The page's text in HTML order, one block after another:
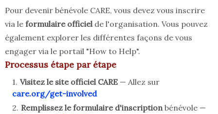
Pour devenir bénévole CARE, vous devez vous inscrire
via le formulaire officielde l'organisation. Vous pouvez
également explorer les différentes façons de vous
engager via le portail "How to Help".
Processus étape par étape
Visitez le site officiel CARE — Allez sur
care.org/get-involved
Remplissez le formulaire d'inscriptionbénévole —